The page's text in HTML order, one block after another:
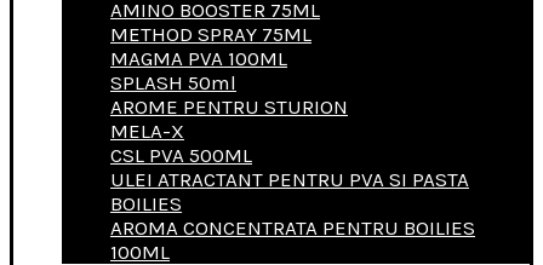
AMINO BOOSTER 75ML
METHOD SPRAY 75ML
MAGMA PVA 100ML
SPLASH 50ml
AROME PENTRU STURION
MELA-X
CSL PVA 500ML
ULEI ATRACTANT PENTRU PVA SI PASTA
BOILIES
AROMA CONCENTRATA PENTRU BOILIES
100ML